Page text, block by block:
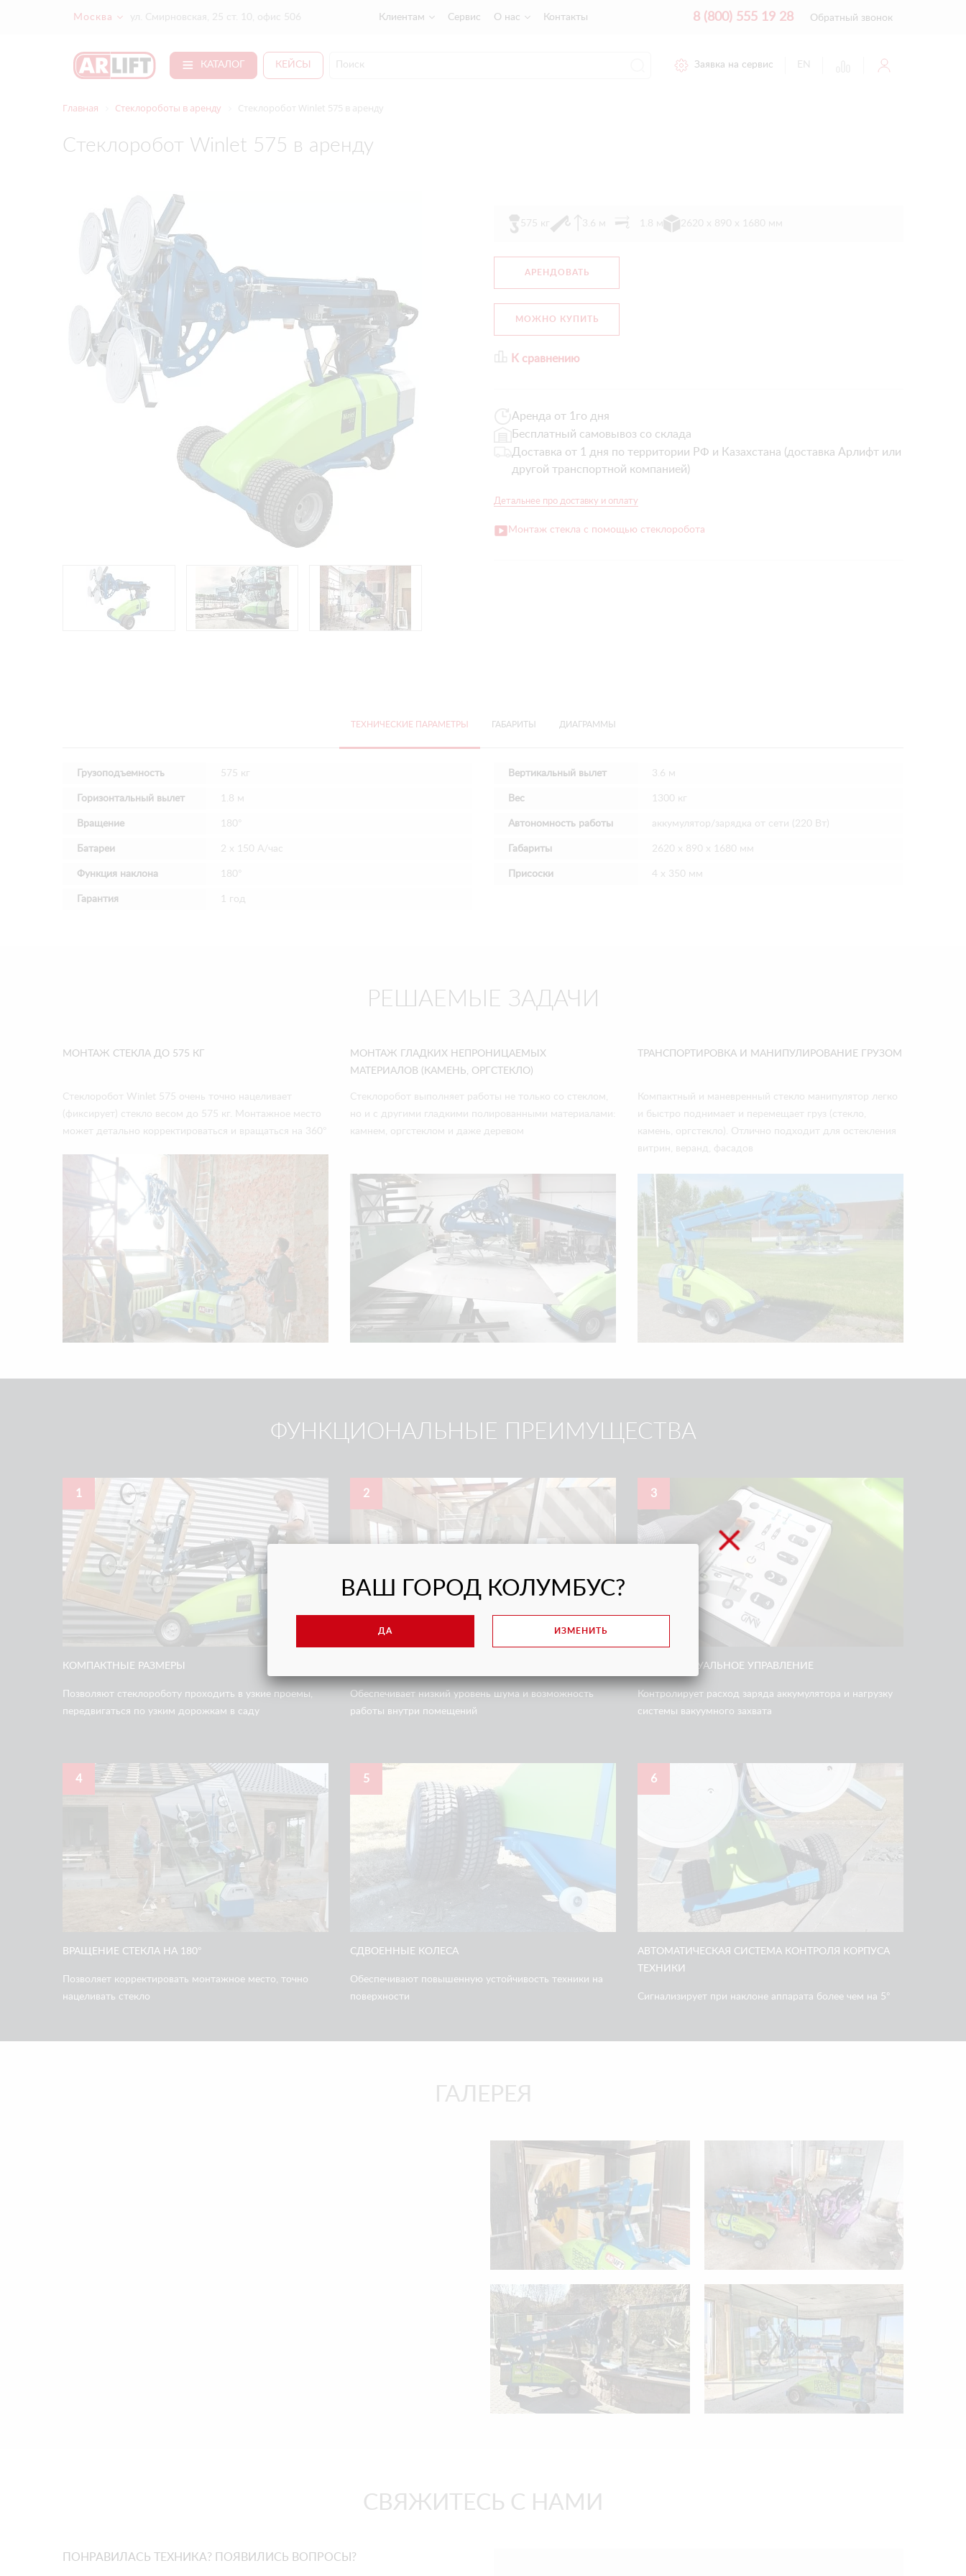
Москва ул. Смирновская, 25 ст. 10, офис 506 Клиентам Сервис О нас Контакты 8 (800) 555 19 28 Обратный звонок
КАТАЛОГ КЕЙСЫ Заявка на сервис EN
Главная Стеклороботы в аренду Стеклоробот Winlet 575 в аренду
Стеклоробот Winlet 575 в аренду
575 кг 3.6 м 1.8 м 2620 х 890 х 1680 мм
АРЕНДОВАТЬ
МОЖНО КУПИТЬ
К сравнению
Аренда от 1го дня
Бесплатный самовывоз со склада
Доставка от 1 дня по территории РФ и Казахстана (доставка Арлифт или
другой транспортной компанией)
Детальнее про доставку и оплату
Монтаж стекла с помощью стеклоробота
ТЕХНИЧЕСКИЕ ПАРАМЕТРЫ ГАБАРИТЫ ДИАГРАММЫ
Грузоподъемность 575 кг Вертикальный вылет 3.6 м
Горизонтальный вылет 1.8 м Вес 1300 кг
Вращение 180° Автономность работы аккумулятор/зарядка от сети (220 Вт)
Батареи 2 х 150 А/час Габариты 2620 х 890 х 1680 мм
Функция наклона 180° Присоски 4 х 350 мм
Гарантия 1 год
РЕШАЕМЫЕ ЗАДАЧИ
МОНТАЖ СТЕКЛА ДО 575 КГ
Стеклоробот Winlet 575 очень точно нацеливает
(фиксирует) стекло весом до 575 кг. Монтажное место
может детально корректироваться и вращаться на 360°
МОНТАЖ ГЛАДКИХ НЕПРОНИЦАЕМЫХ
МАТЕРИАЛОВ (КАМЕНЬ, ОРГСТЕКЛО)
Стеклоробот выполняет работы не только со стеклом,
но и с другими гладкими полированными материалами:
камнем, оргстеклом и даже деревом
ТРАНСПОРТИРОВКА И МАНИПУЛИРОВАНИЕ ГРУЗОМ
Компактный и маневренный стекло манипулятор легко
и быстро поднимает и перемещает груз (стекло,
камень, оргстекло). Отлично подходит для остекления
витрин, веранд, фасадов
ФУНКЦИОНАЛЬНЫЕ ПРЕИМУЩЕСТВА
1
КОМПАКТНЫЕ РАЗМЕРЫ
Позволяют стеклороботу проходить в узкие проемы,
передвигаться по узким дорожкам в саду
2
Обеспечивает низкий уровень шума и возможность
работы внутри помещений
3
ИНТЕЛЛЕКТУАЛЬНОЕ УПРАВЛЕНИЕ
Контролирует расход заряда аккумулятора и нагрузку
системы вакуумного захвата
4
ВРАЩЕНИЕ СТЕКЛА НА 180°
Позволяет корректировать монтажное место, точно
нацеливать стекло
5
СДВОЕННЫЕ КОЛЕСА
Обеспечивают повышенную устойчивость техники на
поверхности
6
АВТОМАТИЧЕСКАЯ СИСТЕМА КОНТРОЛЯ КОРПУСА
ТЕХНИКИ
Сигнализирует при наклоне аппарата более чем на 5°
ГАЛЕРЕЯ
СВЯЖИТЕСЬ С НАМИ
ПОНРАВИЛАСЬ ТЕХНИКА? ПОЯВИЛИСЬ ВОПРОСЫ?
ВАШ ГОРОД КОЛУМБУС?
ДА ИЗМЕНИТЬ